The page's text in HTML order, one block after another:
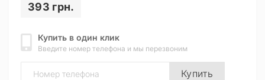
393 грн.
Купить в один клик
Введите номер телефона и мы перезвоним
Купить